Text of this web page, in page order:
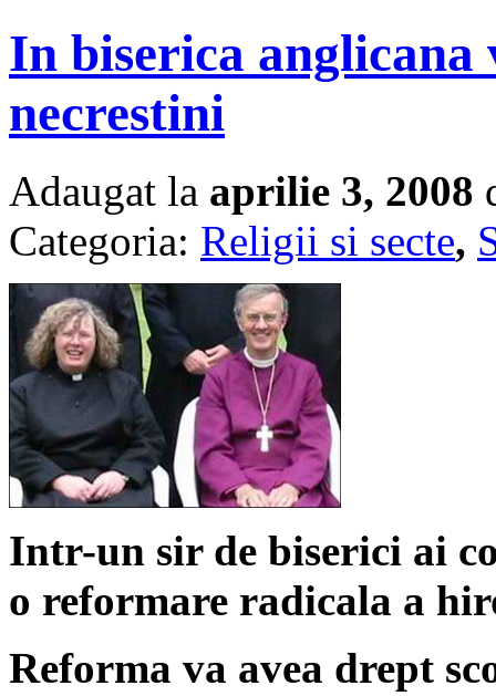
In biserica
necrestini
Adaugat la aprilie 3, 2008
Categoria: Religii si secte,
Intr-un sir de biserici ai
o reformare radicala a
Reforma va avea drept